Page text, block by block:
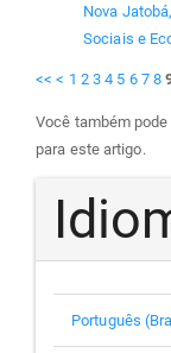
Nova
Sociais e
<< < 1 2 3 4 5 6 7 8
Você também pode
para este artigo.
Português